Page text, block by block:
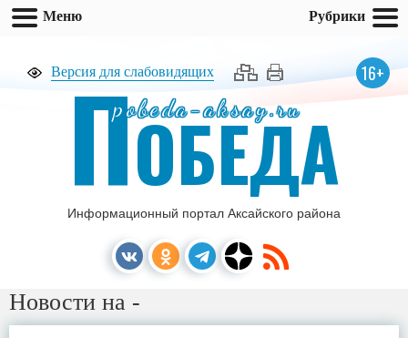
Версия для слабовидящих 16+
pobeda-aksay.ru
ПОБЕДА
Информационный портал Аксайского района
Новости на -
Меню Рубрики